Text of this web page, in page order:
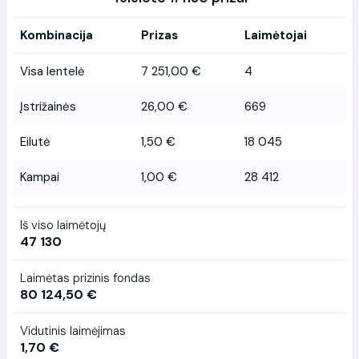
Kombinacija Prizas Laimėtojai
Visa lentelė 7 251,00 € 4
Įstrižainės 26,00 € 669
Eilutė 1,50 € 18 045
Kampai 1,00 € 28 412
Iš viso laimėtojų
47 130
Laimėtas prizinis fondas
80 124,50 €
Vidutinis laimėjimas
1,70 €